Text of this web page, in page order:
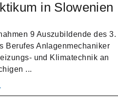
in Slowenien
9 Auszubildende des 3.
Berufes Anlagenmechaniker
und Klimatechnik an
...